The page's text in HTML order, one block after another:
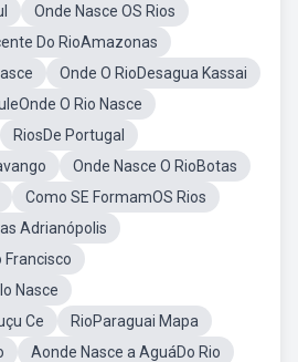
Onde Nasce OS Rios
Do RioAmazonas
Onde O RioDesagua Kassai
O Rio Nasce
RiosDe Portugal
Onde Nasce O RioBotas
Como SE FormamOS Rios
Adrianópolis
Francisco
Nasce
Ce
RioParaguai Mapa
Aonde Nasce a AguáDo Rio